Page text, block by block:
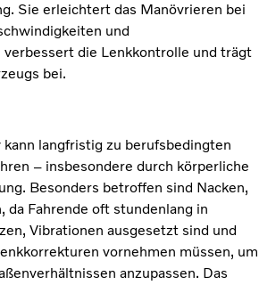
Sie erleichtert das Manövrieren bei
und
die Lenkkontrolle und trägt
bei.
kann langfristig zu berufsbedingten
– insbesondere durch körperliche
Besonders betroffen sind Nacken,
da Fahrende oft stundenlang in
Vibrationen ausgesetzt sind und
vornehmen müssen, um
anzupassen. Das